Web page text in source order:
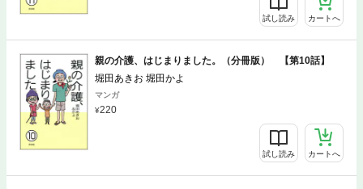
試し読み カートへ
親の介護、はじまりました。（分冊版） 【第10話】
堀田あきお 堀田かよ
マンガ
220
試し読み カートへ